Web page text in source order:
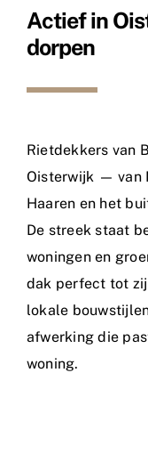
Actief in
dorpen
Rietdekkers van
Oisterwijk — van
Haaren en het
De streek staat
woningen en
dak perfect tot
lokale
afwerking die
woning.